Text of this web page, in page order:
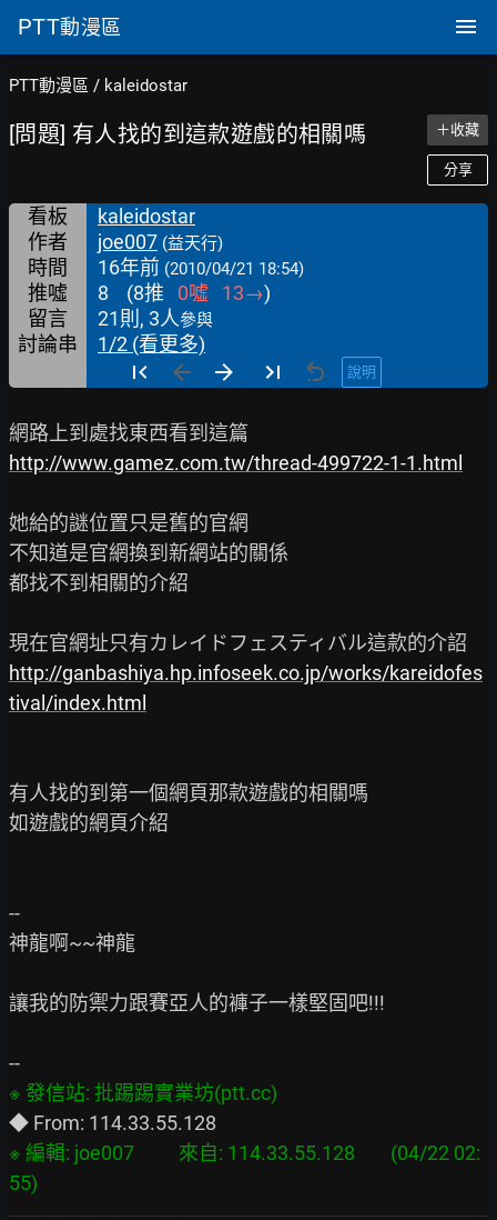
PTT動漫區
PTT動漫區 / kaleidostar
[問題] 有人找的到這款遊戲的相關嗎 ＋收藏
分享
看板
kaleidostar
作者
joe007 (益天行)
時間 16年前 (2010/04/21 18:54)
推噓 8 (8推 0噓 13→)
留言
21則, 3人參與
討論串 1/2 (看更多)
說明
http://www.gamez.com.tw/thread-499722-1-1.html
她給的謎位置只是舊的官網
不知道是官網換到新網站的關係
都找不到相關的介紹
http://ganbashiya.hp.infoseek.co.jp/works/kareidofes
tival/index.html
有人找的到第一個網頁那款遊戲的相關嗎
如遊戲的網頁介紹
--
神龍啊~~神龍
讓我的防禦力跟賽亞人的褲子一樣堅固吧!!!
※ 編輯: joe007          來自: 114.33.55.128        (04/22 02: